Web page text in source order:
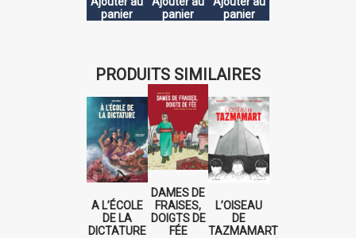
panier
panier
panier
PRODUITS SIMILAIRES
A L’ÉCOLE
DE LA
DICTATURE
DAMES DE
FRAISES,
DOIGTS DE
FÉE
L’OISEAU
DE
TAZMAMART